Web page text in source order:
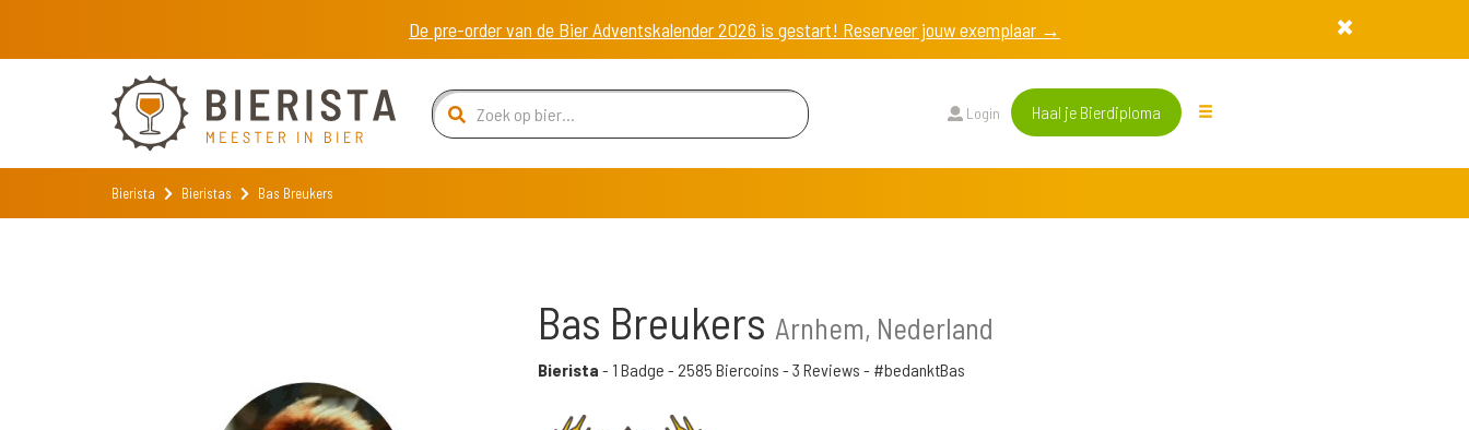
De pre-order van de Bier Adventskalender 2026 is gestart! Reserveer jouw exemplaar →
Login Haal je Bierdiploma
Bierista Bieristas Bas Breukers
Bas Breukers Arnhem, Nederland
Bierista - 1 Badge - 2585 Biercoins - 3 Reviews - #bedanktBas